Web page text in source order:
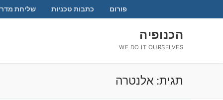
לתוכן
פורום כתבות טכניות שליחת
הכנופיה
WE DO IT OURSELVES
תגית: אלנטרה